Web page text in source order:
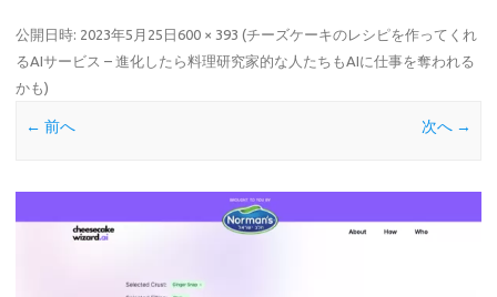
公開日時: 2023年5月25日 600 × 393 (チーズケーキのレシピを作ってくれ
るAIサービス – 進化したら料理研究家的な人たちもAIに仕事を奪われる
かも)
← 前へ 次へ →